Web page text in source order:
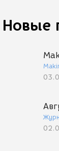
Новые